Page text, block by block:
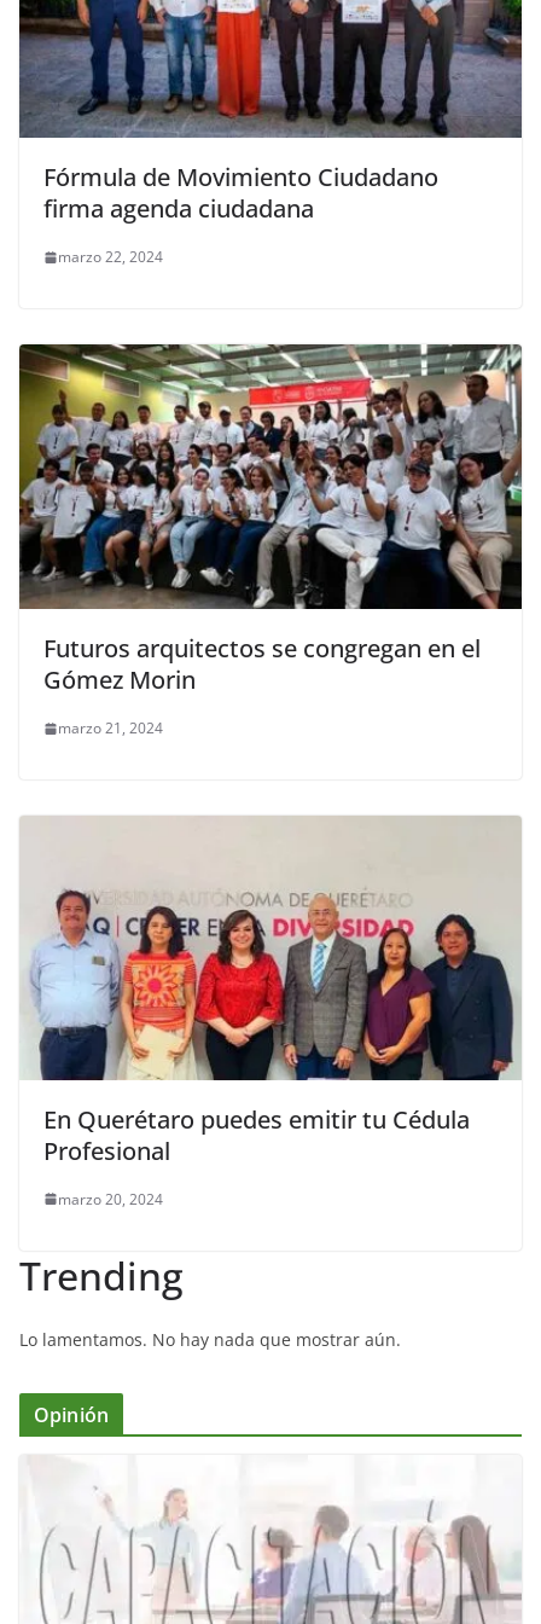
Fórmula de Movimiento Ciudadano
firma agenda ciudadana
marzo 22, 2024
Futuros arquitectos se congregan en el
Gómez Morin
marzo 21, 2024
En Querétaro puedes emitir tu Cédula
Profesional
marzo 20, 2024
Trending
Lo lamentamos. No hay nada que mostrar aún.
Opinión